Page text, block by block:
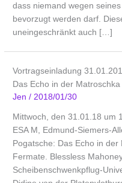
dass niemand wegen
bevorzugt werden darf.
uneingeschränkt auch […]
Vortragseinladung
Das Echo in der
Jen/ 2018/01/30
Mittwoch, den 31.01.18 um
ESA M, Edmund-Siemers-
Pogatsche: Das Echo in
Fermate. Blessless
Scheibenschwenkpflug-